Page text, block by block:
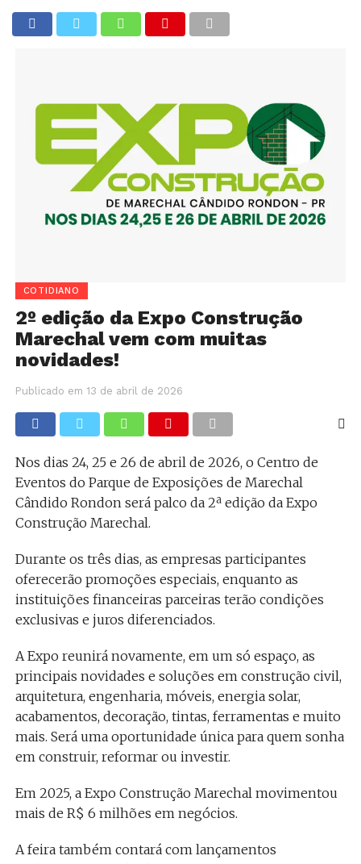
COTIDIANO
2º edição da Expo Construção
Marechal vem com muitas
novidades!
Publicado em 13 de abril de 2026
Nos dias 24, 25 e 26 de abril de 2026, o Centro de
Eventos do Parque de Exposições de Marechal
Cândido Rondon será palco da 2ª edição da Expo
Construção Marechal.
Durante os três dias, as empresas participantes
oferecerão promoções especiais, enquanto as
instituições financeiras parceiras terão condições
exclusivas e juros diferenciados.
A Expo reunirá novamente, em um só espaço, as
principais novidades e soluções em construção civil,
arquitetura, engenharia, móveis, energia solar,
acabamentos, decoração, tintas, ferramentas e muito
mais. Será uma oportunidade única para quem sonha
em construir, reformar ou investir.
Em 2025, a Expo Construção Marechal movimentou
mais de R$ 6 milhões em negócios.
A feira também contará com lançamentos